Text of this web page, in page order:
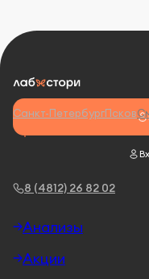
8 (4812) 26 82 02
Санкт-ПетербургПсков
Анализы
Акции